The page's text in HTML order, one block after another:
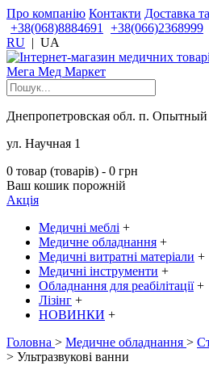
Про компанію Контакти Доставка
+38(068)8884691
+38(066)2368999
RU | UA
Днепропетровская обл. п. Опытный
ул. Научная 1
0 товар (товарів) - 0 грн
Ваш кошик порожній
Акція
Медичні меблі +
Медичне обладнання +
Медичні витратні матеріали +
Медичні інструменти +
Обладнання для реабілітації +
Лізінг +
НОВИНКИ +
Головна > Медичне обладнання >
> Ультразвукові ванни